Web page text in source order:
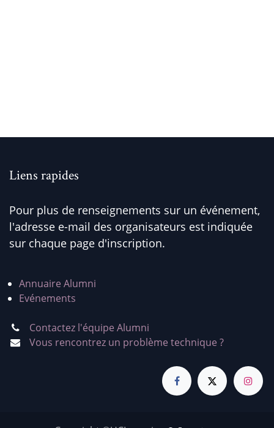
Liens rapides
Pour plus de renseignements sur un événement,
l'adresse e-mail des organisateurs est indiquée
sur chaque page d'inscription.
Annuaire Alumni
Evénements
Contactez l'équipe Alumni
Vous rencontrez un problème technique ?